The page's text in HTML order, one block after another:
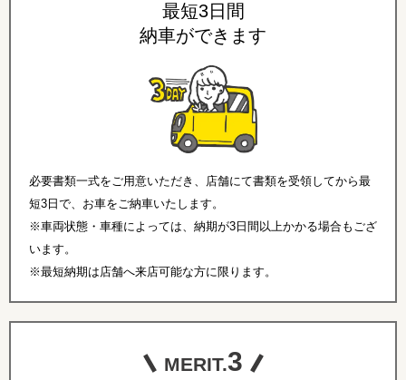
最短3日間
納車ができます
必要書類一式をご用意いただき、店舗にて書類を受領してから最
短3日で、お車をご納車いたします。
※車両状態・車種によっては、納期が3日間以上かかる場合もござ
います。
※最短納期は店舗へ来店可能な方に限ります。
MERIT.3